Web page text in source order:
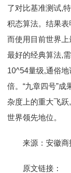
了对比基准测试,
积态算法。结果表
而使用目前世界上
最好的经典算法,
10^54量级,通俗
倍。“九章四号”
杂度上的重大飞
世界领先地位。
来源：安徽商
原文链接：